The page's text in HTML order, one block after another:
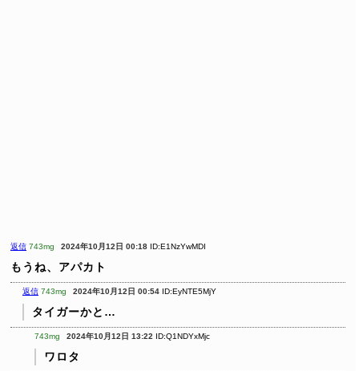
返信 743mg 2024年10月12日 00:18 ID:E1NzYwMDI
もうね、アパカト
返信 743mg 2024年10月12日 00:54 ID:EyNTE5MjY
タイガーかと…
743mg 2024年10月12日 13:22 ID:Q1NDYxMjc
ワロタ